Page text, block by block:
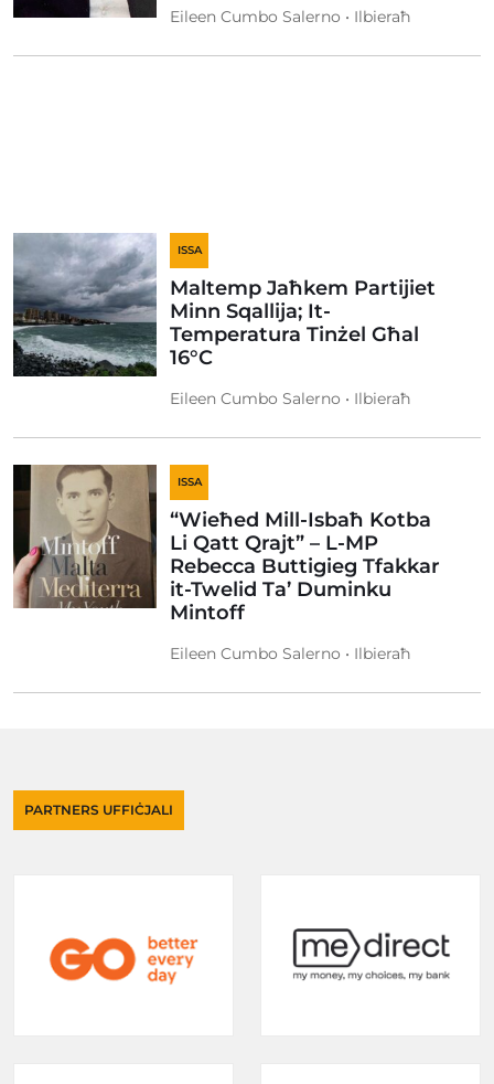
Eileen Cumbo Salerno • Ilbieraħ
ISSA
Maltemp Jaħkem Partijiet
Minn Sqallija; It-
Temperatura Tinżel Għal
16°C
Eileen Cumbo Salerno • Ilbieraħ
ISSA
“Wieħed Mill-Isbaħ Kotba
Li Qatt Qrajt” – L-MP
Rebecca Buttigieg Tfakkar
it-Twelid Ta’ Duminku
Mintoff
Eileen Cumbo Salerno • Ilbieraħ
PARTNERS UFFIĊJALI